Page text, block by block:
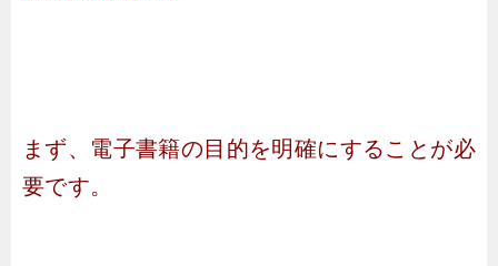
まず、電子書籍の目的を明確にすることが必
要です。